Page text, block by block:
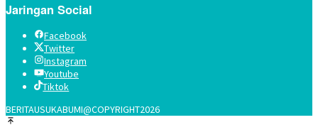
Jaringan Social
Facebook
Twitter
Instagram
Youtube
Tiktok
BERITAUSUKABUMI@COPYRIGHT2026